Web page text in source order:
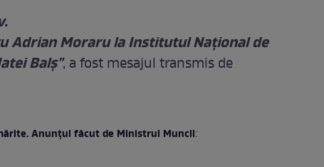
Adrian Moraru la Institutul Național de
Balș", a fost mesajul transmis de
Anunțul făcut de Ministrul Muncii: